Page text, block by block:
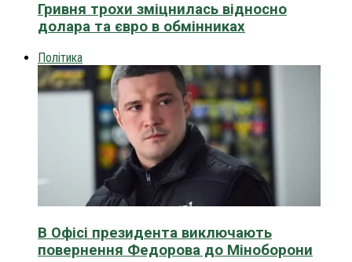
Гривня трохи зміцнилась відносно
долара та євро в обмінниках
Політика
В Офісі президента виключають
повернення Федорова до Міноборони